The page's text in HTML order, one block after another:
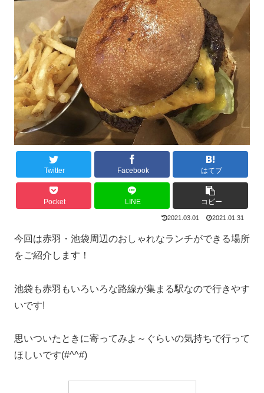
Twitter Facebook はてブ
Pocket LINE コピー
2021.03.01 2021.01.31
今回は赤羽・池袋周辺のおしゃれなランチができる場所
をご紹介します！
池袋も赤羽もいろいろな路線が集まる駅なので行きやす
いです!
思いついたときに寄ってみよ～ぐらいの気持ちで行って
ほしいです(#^^#)